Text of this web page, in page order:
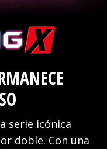
serie icónica
doble. Con una